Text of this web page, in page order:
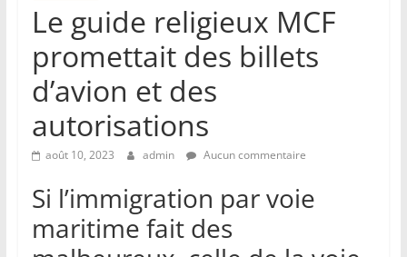
Le guide religieux MCF
promettait des billets
d’avion et des
autorisations
août 10, 2023 admin Aucun commentaire
Si l’immigration par voie
maritime fait des